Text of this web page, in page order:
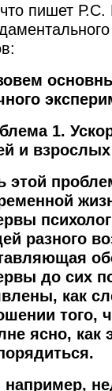
пишет
1.
и
этой
разного
до сих
как
того,
ясно,